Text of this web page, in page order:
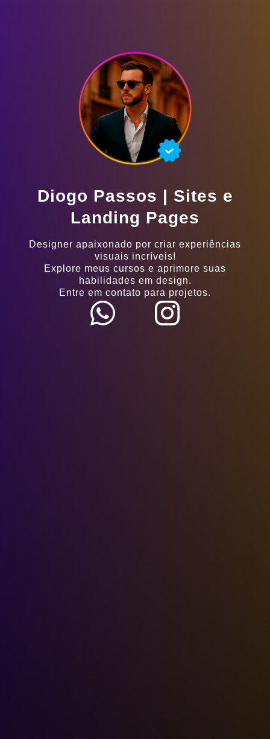
Diogo Passos | Sites e
Landing Pages
Designer apaixonado por criar experiências
visuais incríveis!
Explore meus cursos e aprimore suas
habilidades em design.
Entre em contato para projetos.